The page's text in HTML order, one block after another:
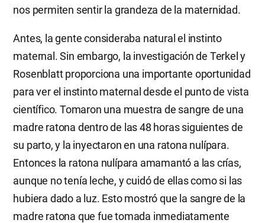
nos permiten sentir la grandeza de la maternidad.
Antes, la gente consideraba natural el instinto
maternal. Sin embargo, la investigación de Terkel y
Rosenblatt proporciona una importante oportunidad
para ver el instinto maternal desde el punto de vista
científico. Tomaron una muestra de sangre de una
madre ratona dentro de las 48 horas siguientes de
su parto, y la inyectaron en una ratona nulípara.
Entonces la ratona nulípara amamantó a las crías,
aunque no tenía leche, y cuidó de ellas como si las
hubiera dado a luz. Esto mostró que la sangre de la
madre ratona que fue tomada inmediatamente